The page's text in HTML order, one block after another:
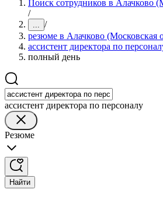
Поиск сотрудников в Алачково
/
... /
резюме в Алачково (Московская
ассистент директора по
полный день
ассистент директора по персоналу
Резюме
Найти